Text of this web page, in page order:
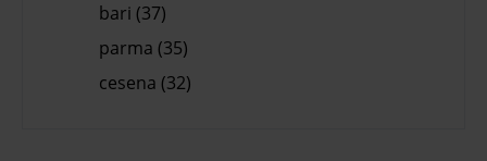
bari (37)
parma (35)
cesena (32)